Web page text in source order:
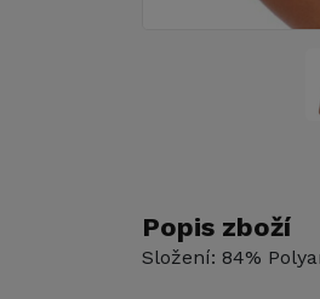
Popis zboží
Složení: 84%